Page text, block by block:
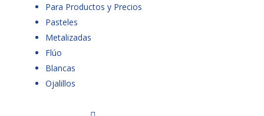
Para Productos y Precios
Pasteles
Metalizadas
Flúo
Blancas
Ojalillos